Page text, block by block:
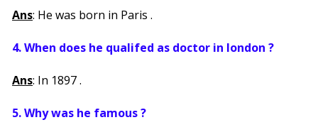
Ans: He was born in Paris .
4. When does he qualifed as doctor in london ?
Ans: In 1897 .
5. Why was he famous ?